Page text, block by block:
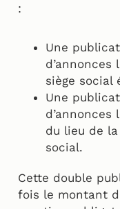
:
Une
d’annonces
siège social
Une
du lieu de
social.
Cette double
fois le montant